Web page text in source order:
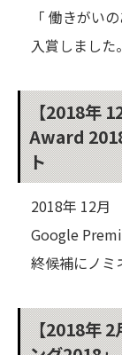
「 働きがい
入賞しました。
【2018年
Award
ト
2018年 12月
Google
終候補にノミ
【2018年 2